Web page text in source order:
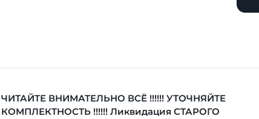
ЧИТАЙТЕ ВНИМАТЕЛЬНО ВСЁ !!!!!! УТОЧНЯЙТЕ
КОМПЛЕКТНОСТЬ !!!!!! Ликвидация СТАРОГО